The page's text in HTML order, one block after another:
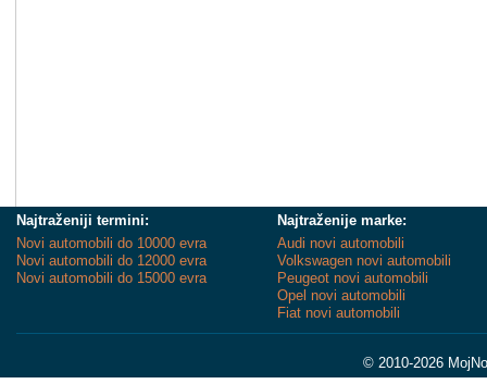
Najtraženiji termini:
Novi automobili do 10000 evra
Novi automobili do 12000 evra
Novi automobili do 15000 evra
Najtraženije marke:
Audi novi automobili
Volkswagen novi automobili
Peugeot novi automobili
Opel novi automobili
Fiat novi automobili
© 2010-2026